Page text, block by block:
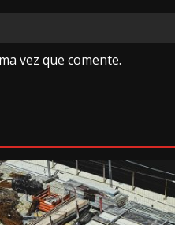
vez que comente.